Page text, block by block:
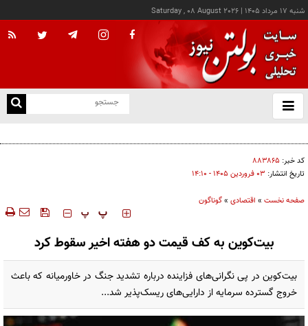
شنبه ۱۷ مرداد ۱۴۰۵ |
Saturday , 08 August 2026
باز
و
کد خبر: ۸۸۳۸۶۵
تاریخ انتشار: ۰۳ فروردين ۱۴۰۵ - ۱۴:۱۰
صفحه نخست » اقتصادی »گوناگون
‍‍‍ پ پ
بیت‌کوین به کف قیمت دو هفته اخیر سقوط کرد
بیت‌کوین در پی نگرانی‌های فزاینده درباره تشدید جنگ در خاورمیانه که باعث
خروج گسترده سرمایه از دارایی‌های ریسک‌پذیر شد...